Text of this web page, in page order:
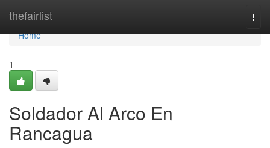
thefairlist
Home
Home
1
Soldador Al Arco En
Rancagua